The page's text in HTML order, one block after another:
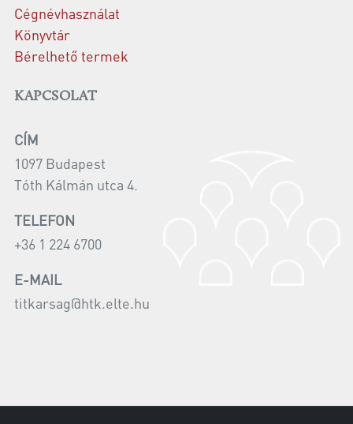
Cégnévhasználat
Könyvtár
Bérelhető termek
KAPCSOLAT
CÍM
1097 Budapest
Tóth Kálmán utca 4.
TELEFON
+36 1 224 6700
E-MAIL
titkarsag@htk.elte.hu